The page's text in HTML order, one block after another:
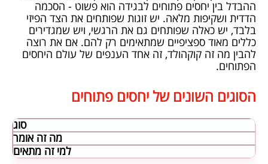
ההבדל בין יחסים פתוחים לבגידה הוא פשוט - הסכמה
הדדית ושקיפות מלאה. יש זוגות שפותחים את הצד הפיזי
בלבד, יש כאלה שפותחים גם את הרגשי, ויש שמגדירים
כללים מאוד ספציפיים שמתאימים רק להם. אם את רוצה
להבין מה זה קוקהולד, זה אחד הענפים של עולם היחסים
הפתוחים.
הסוגים השונים של יחסים פתוחים
סוג
מה זה אומר
למי זה מתאים